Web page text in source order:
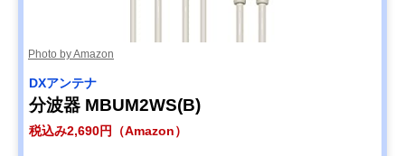
Photo by Amazon
DXアンテナ
分波器 MBUM2WS(B)
税込み2,690円（Amazon）